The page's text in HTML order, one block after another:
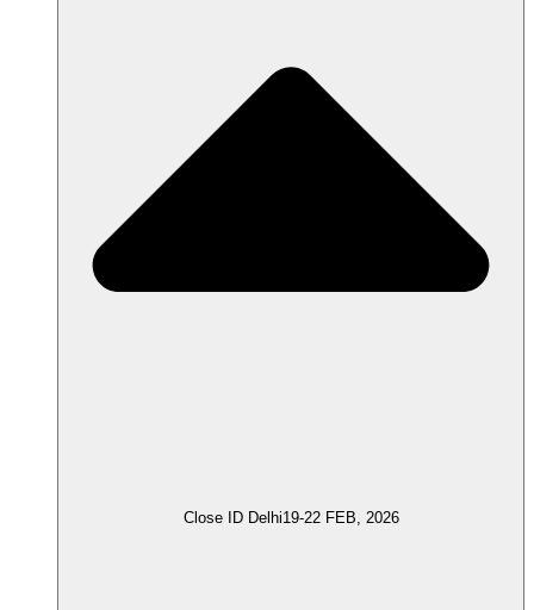
Close ID Delhi19-22 FEB, 2026